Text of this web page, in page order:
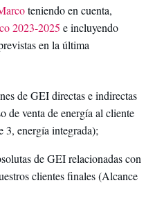
teniendo en cuenta,
2023-2025 e incluyendo
en la última
de GEI directas e indirectas
de venta de energía al cliente
energía integrada);
de GEI relacionadas con
clientes finales (Alcance